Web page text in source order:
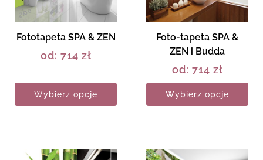
Fototapeta SPA & ZEN
od: 714 zł
Wybierz opcje
Foto-tapeta SPA &
ZEN i Budda
od: 714 zł
Wybierz opcje